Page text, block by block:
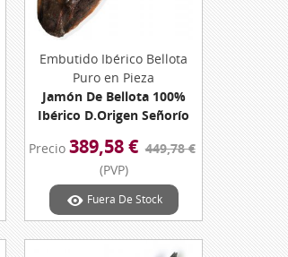
Vista Rápida
Embutido Ibérico Bellota
Puro en Pieza
Jamón De Bellota 100%
Ibérico D.Origen Señorío
Kg. Aprox.
Precio 389,58 € 449,78 €
(PVP)
Fuera De Stock